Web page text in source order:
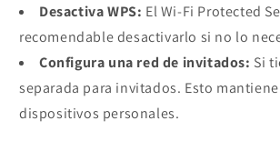
Desactiva WPS: El Wi-Fi Protected
recomendable desactivarlo si no lo
Configura una red de invitados: Si
separada para invitados. Esto
dispositivos personales.